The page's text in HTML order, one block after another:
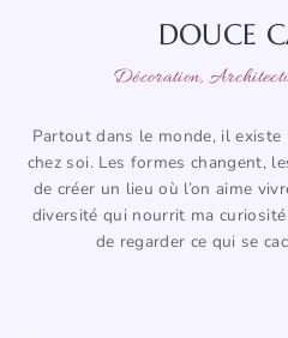
DOUCE
Décoration,
Partout dans le monde, il
chez soi. Les formes changent,
de créer un lieu où l’on aime
diversité qui nourrit ma
de regarder ce qui se